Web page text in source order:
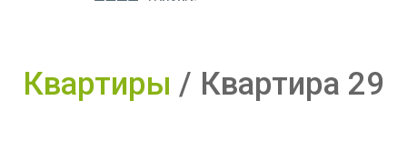
Квартиры Квартира 29